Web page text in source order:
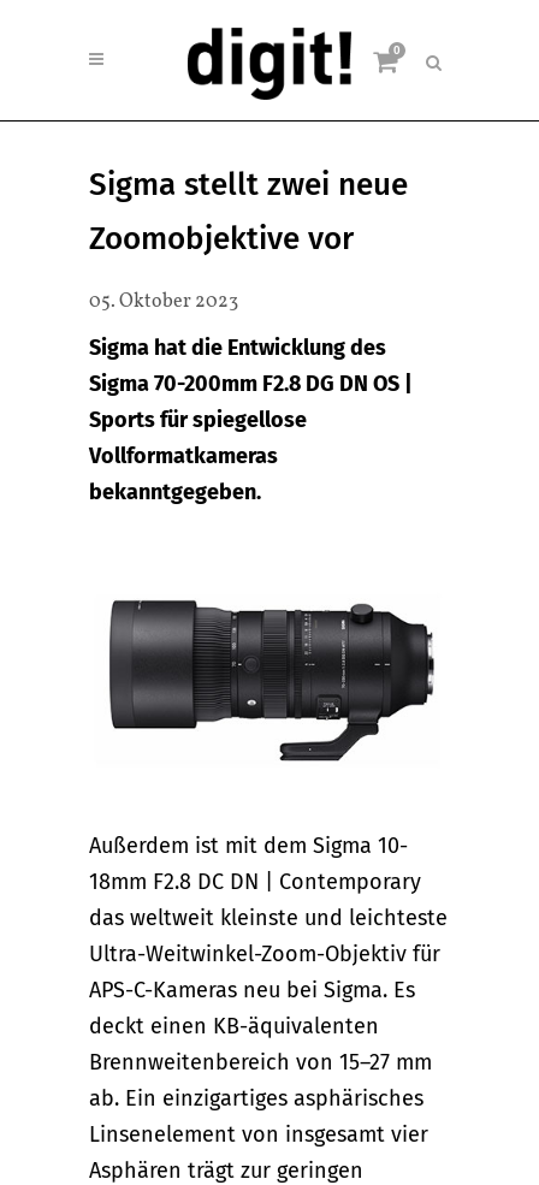
0
Sigma stellt zwei neue
Zoomobjektive vor
05. Oktober 2023
Sigma hat die Entwicklung des
Sigma 70-200mm F2.8 DG DN OS |
Sports für spiegellose
Vollformatkameras
bekanntgegeben.
Außerdem ist mit dem Sigma 10-
18mm F2.8 DC DN | Contemporary
das weltweit kleinste und leichteste
Ultra-Weitwinkel-Zoom-Objektiv für
APS-C-Kameras neu bei Sigma. Es
deckt einen KB-äquivalenten
Brennweitenbereich von 15–27 mm
ab. Ein einzigartiges asphärisches
Linsenelement von insgesamt vier
Asphären trägt zur geringen